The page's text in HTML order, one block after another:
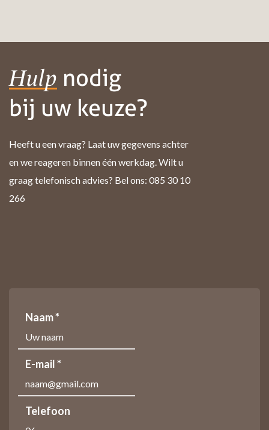
Hulp nodig
bij uw keuze?
Heeft u een vraag? Laat uw gegevens achter
en we reageren binnen één werkdag. Wilt u
graag telefonisch advies? Bel ons: 085 30 10
266
Naam *
E-mail *
Telefoon